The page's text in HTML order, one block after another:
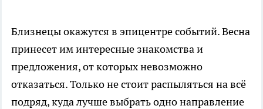
Близнецы окажутся в эпицентре событий. Весна
принесет им интересные знакомства и
предложения, от которых невозможно
отказаться. Только не стоит распыляться на всё
подряд, куда лучше выбрать одно направление